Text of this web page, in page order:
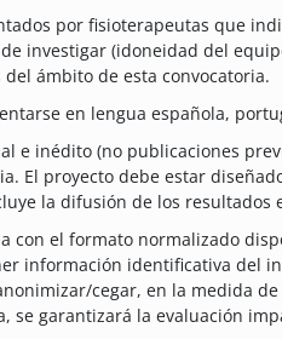
por fisioterapeutas que
investigar (idoneidad del
del ámbito de esta convocatoria.
en lengua española,
e inédito (no publicaciones
El proyecto debe estar
la difusión de los resultados
con el formato normalizado
información identificativa del
cegar, en la medida
se garantizará la evaluación